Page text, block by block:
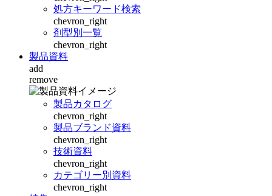
処方キーワード検索
chevron_right
剤型別一覧
chevron_right
製品資料
add
remove
製品カタログ
chevron_right
製品ブランド資料
chevron_right
技術資料
chevron_right
カテゴリー別資料
chevron_right